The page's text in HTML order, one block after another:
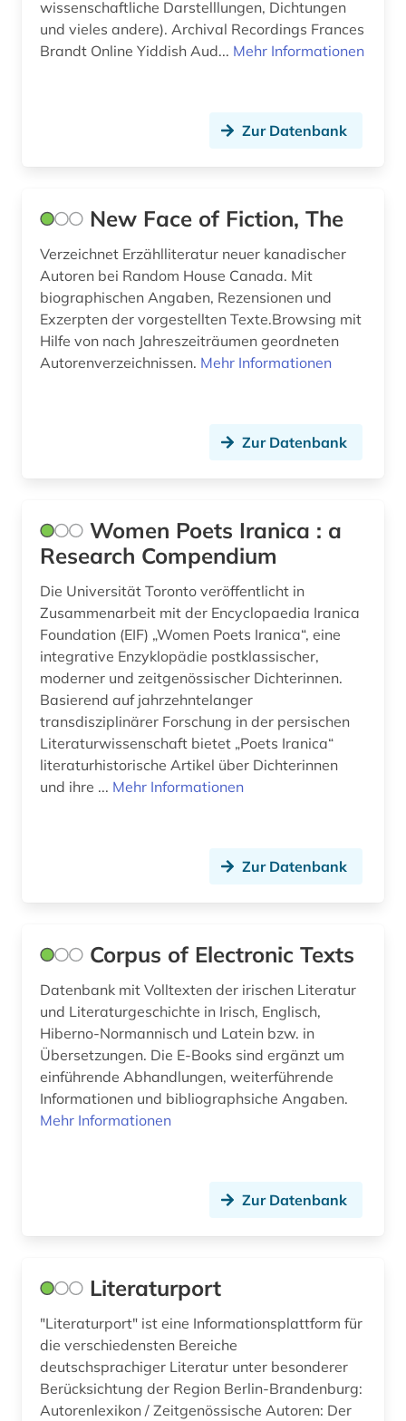
frauenbewegung (1)
galicisch-portugiesisch (1)
galloromanistik (8)
geistesleben (4)
geisteswissenschaften (1)
genealogie (1)
germanistik (1)
gesamtausgabe (1)
geschichte (67)
geschichte 1000-1800 (1)
geschichte 1000-1917 (1)
geschichte 1500-1900 (2)
geschichte 1500-1918 (1)
geschichte 1500-2014 (1)
geschichte 1600-1700 (2)
geschichte 1720-1785 (1)
geschichte 1730-1790 (1)
geschichte 1749-1924 (3)
geschichte 1750-1850 (1)
wissenschaftliche Darstelllungen, Dichtungen
und vieles andere). Archival Recordings Frances
Brandt Online Yiddish Aud... Mehr Informationen
Zur Datenbank
New Face of Fiction, The
Verzeichnet Erzählliteratur neuer kanadischer
Autoren bei Random House Canada. Mit
biographischen Angaben, Rezensionen und
Exzerpten der vorgestellten Texte.Browsing mit
Hilfe von nach Jahreszeiträumen geordneten
Autorenverzeichnissen. Mehr Informationen
Zur Datenbank
Women Poets Iranica : a
Research Compendium
Die Universität Toronto veröffentlicht in
Zusammenarbeit mit der Encyclopaedia Iranica
Foundation (EIF) „Women Poets Iranica“, eine
integrative Enzyklopädie postklassischer,
moderner und zeitgenössischer Dichterinnen.
Basierend auf jahrzehntelanger
transdisziplinärer Forschung in der persischen
Literaturwissenschaft bietet „Poets Iranica“
literaturhistorische Artikel über Dichterinnen
und ihre ... Mehr Informationen
Zur Datenbank
Corpus of Electronic Texts
Datenbank mit Volltexten der irischen Literatur
und Literaturgeschichte in Irisch, Englisch,
Hiberno-Normannisch und Latein bzw. in
Übersetzungen. Die E-Books sind ergänzt um
einführende Abhandlungen, weiterführende
Informationen und bibliographsiche Angaben.
Mehr Informationen
Zur Datenbank
Literaturport
"Literaturport" ist eine Informationsplattform für
die verschiedensten Bereiche
deutschsprachiger Literatur unter besonderer
Berücksichtung der Region Berlin-Brandenburg:
Autorenlexikon / Zeitgenössische Autoren: Der